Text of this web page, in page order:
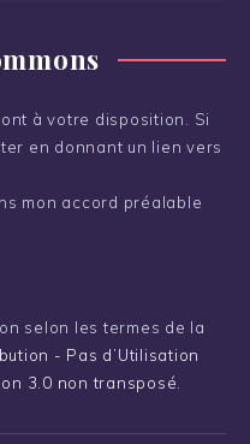
à votre disposition. Si
en donnant un lien vers
mon accord préalable
selon les termes de la
- Pas d’Utilisation
3.0 non transposé